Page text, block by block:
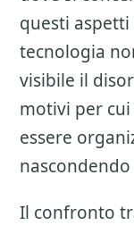
questi
tecnologia
visibile il
motivi per
essere
Il confronto